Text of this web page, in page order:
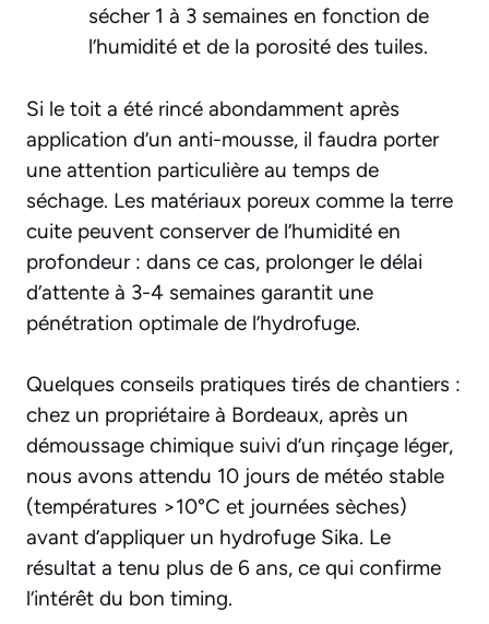
sécher 1 à 3 semaines en fonction de
l’humidité et de la porosité des tuiles.
Si le toit a été rincé abondamment après
application d’un anti-mousse, il faudra porter
une attention particulière au temps de
séchage. Les matériaux poreux comme la terre
cuite peuvent conserver de l’humidité en
profondeur : dans ce cas, prolonger le délai
d’attente à 3-4 semaines garantit une
pénétration optimale de l’hydrofuge.
Quelques conseils pratiques tirés de chantiers :
chez un propriétaire à Bordeaux, après un
démoussage chimique suivi d’un rinçage léger,
nous avons attendu 10 jours de météo stable
(températures >10°C et journées sèches)
avant d’appliquer un hydrofuge Sika. Le
résultat a tenu plus de 6 ans, ce qui confirme
l’intérêt du bon timing.